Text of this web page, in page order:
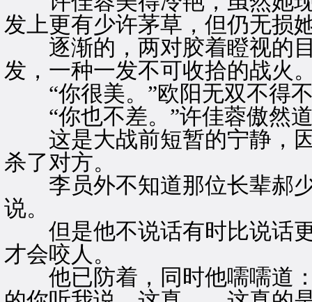
发上更有少许茅草，但仍无损
逐渐的，两对胶着瞪视的目
发，一种一发不可收拾的战火
“你很美。”欧阳无双不得
“你也不差。”许佳蓉傲然
这是大战前短暂的宁静，因
杀了对方。
李员外不知道那位长辈郝少
说。
但是他不说话有时比说话更
才会咬人。
他已防着，同时他嚅嚅道